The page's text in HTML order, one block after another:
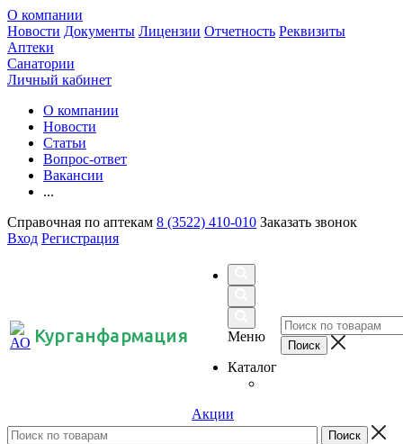
О компании
Новости Документы Лицензии Отчетность Реквизиты
Аптеки
Санатории
Личный кабинет
О компании
Новости
Статьи
Вопрос-ответ
Вакансии
...
Справочная по аптекам 8 (3522) 410-010 Заказать звонок
Вход Регистрация
Курганфармация
Меню
Каталог
Акции